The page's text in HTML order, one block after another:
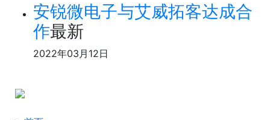
安锐微电子与艾威拓客达成合
作最新
2022年03月12日